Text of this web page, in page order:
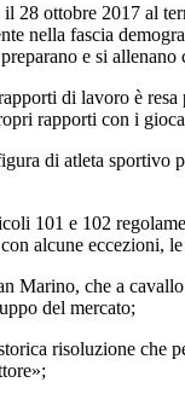
2017 al
nella fascia
e si
di lavoro è resa
rapporti con i
di atleta sportivo
e 102
alcune eccezioni,
Marino, che a
del mercato;
risoluzione che